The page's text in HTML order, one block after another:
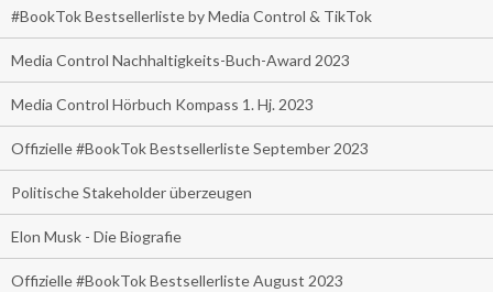
#BookTok Bestsellerliste by Media Control & TikTok
Media Control Nachhaltigkeits-Buch-Award 2023
Media Control Hörbuch Kompass 1. Hj. 2023
Offizielle #BookTok Bestsellerliste September 2023
Politische Stakeholder überzeugen
Elon Musk - Die Biografie
Offizielle #BookTok Bestsellerliste August 2023